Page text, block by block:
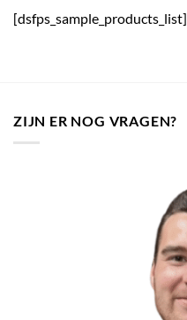
[dsfps_sample_products_list]
ZIJN ER NOG VRAGEN?